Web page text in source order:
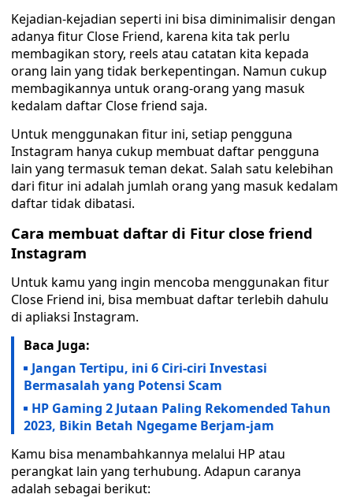
Kejadian-kejadian seperti ini bisa diminimalisir dengan
adanya fitur Close Friend, karena kita tak perlu
membagikan story, reels atau catatan kita kepada
orang lain yang tidak berkepentingan. Namun cukup
membagikannya untuk orang-orang yang masuk
kedalam daftar Close friend saja.
Untuk menggunakan fitur ini, setiap pengguna
Instagram hanya cukup membuat daftar pengguna
lain yang termasuk teman dekat. Salah satu kelebihan
dari fitur ini adalah jumlah orang yang masuk kedalam
daftar tidak dibatasi.
Cara membuat daftar di Fitur close friend
Instagram
Untuk kamu yang ingin mencoba menggunakan fitur
Close Friend ini, bisa membuat daftar terlebih dahulu
di apliaksi Instagram.
Baca Juga:
Jangan Tertipu, ini 6 Ciri-ciri Investasi
Bermasalah yang Potensi Scam
HP Gaming 2 Jutaan Paling Rekomended Tahun
2023, Bikin Betah Ngegame Berjam-jam
Kamu bisa menambahkannya melalui HP atau
perangkat lain yang terhubung. Adapun caranya
adalah sebagai berikut: